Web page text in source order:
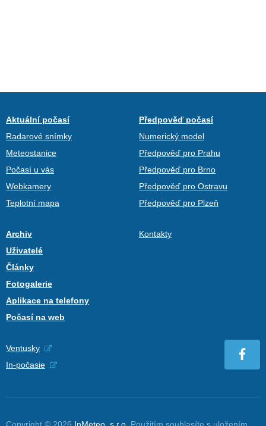
Aktuální počasí
Radarové snímky
Meteostanice
Počasí u vás
Webkamery
Teplotní mapa
Předpověď počasí
Numerický model
Předpověď pro Prahu
Předpověď pro Brno
Předpověď pro Ostravu
Předpověď pro Plzeň
Archiv
Uživatelé
Články
Fotogalerie
Aplikace na telefony
Počasí na web
Kontakty
Ventusky
In-počasie
Copyright © 2026 InMeteo, s.r.o. Použitím souhlasíte s uložením